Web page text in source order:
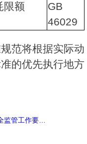
限额
GB
46029
范将根据实际动
的优先执行地方
监管工作要…